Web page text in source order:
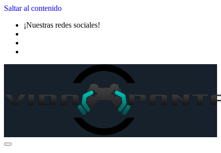
Saltar al contenido
¡Nuestras redes sociales!